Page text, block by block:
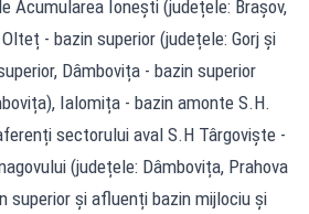
Acumularea Ionești (județele: Brașov,
- bazin superior (județele: Gorj și
Dâmbovița - bazin superior
Ialomița - bazin amonte S.H.
sectorului aval S.H Târgoviște -
(județele: Dâmbovița, Prahova
superior și afluenți bazin mijlociu și